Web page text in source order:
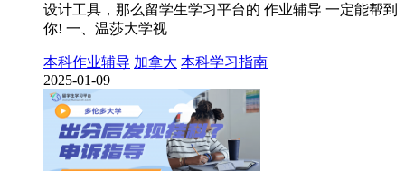
设计工具，那么留学生学习平台的 作业辅导 一定能帮到
你! 一、温莎大学视
本科作业辅导 加拿大 本科学习指南
2025-01-09